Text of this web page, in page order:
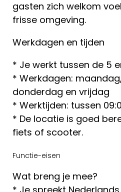
gasten zich welkom
frisse omgeving.
Werkdagen en tijden
* Je werkt tussen de 5
* Werkdagen:
donderdag en vrijdag
* Werktijden: tussen
* De locatie is goed
fiets of scooter.
Functie-eisen
Wat breng je mee?